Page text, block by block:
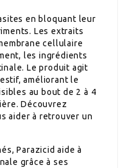
en bloquant leur
Les extraits
cellulaire
les ingrédients
Le produit agit
améliorant le
au bout de 2 à 4
Découvrez
aider à retrouver un
Parazicid aide à
grâce à ses